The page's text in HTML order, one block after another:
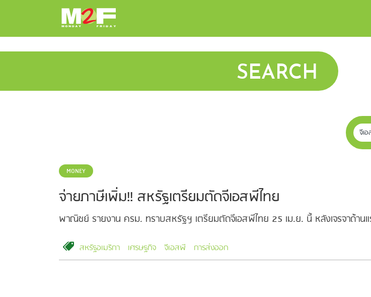
SEARCH
MONEY
จ่ายภาษีเพิ่ม!! สหรัฐเตรียมตัดจีเอสพีไทย
พาณิชย์ รายงาน ครม. ทราบสหรัฐฯ เตรียมตัดจีเอสพีไทย 25 เม.ย. นี้ หลังเจรจาด้านแร
สหรัฐอเมริกา เศรษฐกิจ จีเอสพี การส่งออก